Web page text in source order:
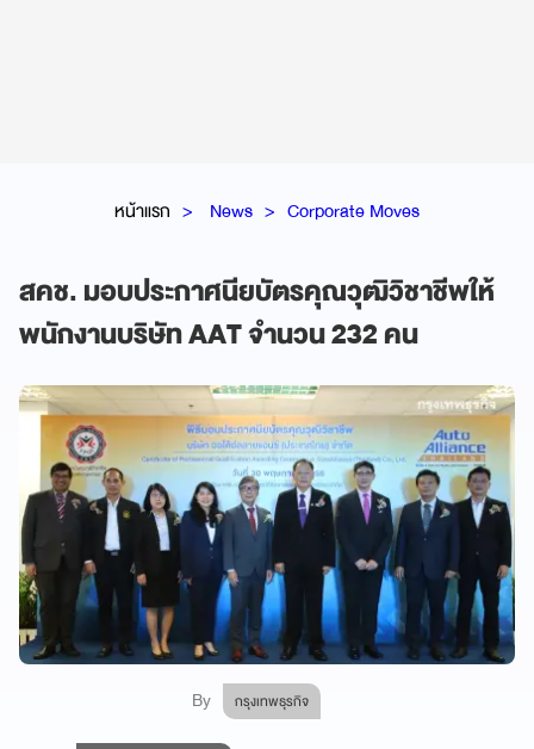
หน้าแรก News Corporate Moves
สคช. มอบประกาศนียบัตรคุณวุฒิวิชาชีพให้
พนักงานบริษัท AAT จำนวน 232 คน
By กรุงเทพธุรกิจ